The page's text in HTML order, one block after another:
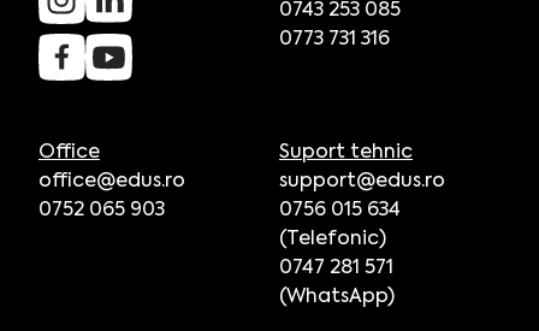
0743 253 085
0773 731 316
Office
office@edus.ro
0752 065 903
Suport tehnic
support@edus.ro
0756 015 634
(Telefonic)
0747 281 571
(WhatsApp)